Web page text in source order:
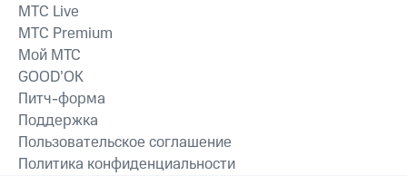
MTС Live
MTС Premium
Мой МТС
GOOD’OK
Питч-форма
Поддержка
Пользовательское соглашение
Политика конфиденциальности